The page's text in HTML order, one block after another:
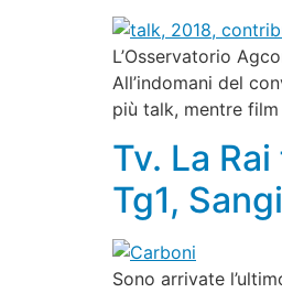
L’Osservatorio
All’indomani del
più talk, mentre
Tv. La
Tg1,
Sono arrivate